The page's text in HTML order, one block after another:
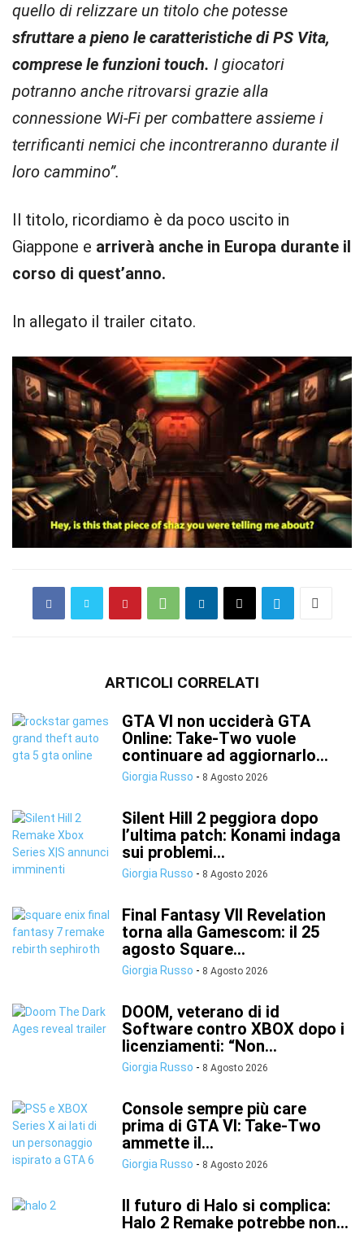
quello di relizzare un titolo che potesse
sfruttare a pieno le caratteristiche di PS Vita,
comprese le funzioni touch. I giocatori
potranno anche ritrovarsi grazie alla
connessione Wi-Fi per combattere assieme i
terrificanti nemici che incontreranno durante il
loro cammino”.
Il titolo, ricordiamo è da poco uscito in
Giappone e arriverà anche in Europa durante il
corso di quest’anno.
In allegato il trailer citato.
ARTICOLI CORRELATI
GTA VI non ucciderà GTA
Online: Take-Two vuole
continuare ad aggiornarlo...
Giorgia Russo - 8 Agosto 2026
Silent Hill 2 peggiora dopo
l’ultima patch: Konami indaga
sui problemi...
Giorgia Russo - 8 Agosto 2026
Final Fantasy VII Revelation
torna alla Gamescom: il 25
agosto Square...
Giorgia Russo - 8 Agosto 2026
DOOM, veterano di id
Software contro XBOX dopo i
licenziamenti: “Non...
Giorgia Russo - 8 Agosto 2026
Console sempre più care
prima di GTA VI: Take-Two
ammette il...
Giorgia Russo - 8 Agosto 2026
Il futuro di Halo si complica:
Halo 2 Remake potrebbe non...